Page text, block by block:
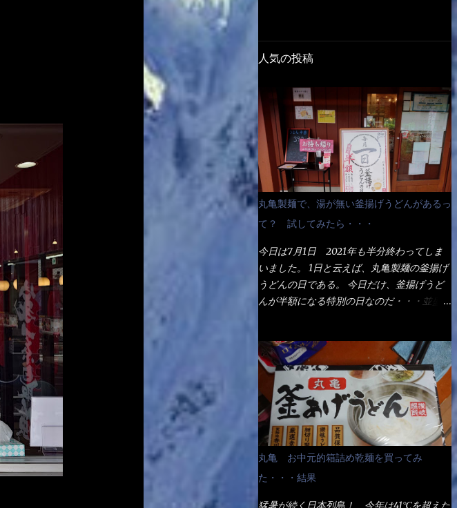
人気の投稿
丸亀製麺で、湯が無い釜揚げうどんがあるっ
て？ 試してみたら・・・
今日は7月1日 2021年も半分終わってしま
いました。 1日と云えば、丸亀製麺の釜揚げ
うどんの日である。 今日だけ、釜揚げうど
んが半額になる特別の日なのだ・・・並盛
いことが2つある！ 1つめは釜揚げうどんの
湯が無い注文が通るか？ 釜揚げうどんは、
木の桶に茹で湯と共に＜うどん＞が泳いでる
～ でもコレって食べきるまで湯に浸かって
いるわけで、最初と最後では麺の固さという
かコシが違う！ だったら湯なんか要らない
じゃん！ 茹で上げ直後の麺だけいいよ！と
なるでしょう。 事前にググって調べたら、
やっぱり＜湯無し＞注文は、裏注文方法とし
てあるらしい。 それと店員によっては、理
丸亀 お中元的箱詰め乾麺を買ってみ
た・・・結果
猛暑が続く日本列島！ 今年は41℃を超えた